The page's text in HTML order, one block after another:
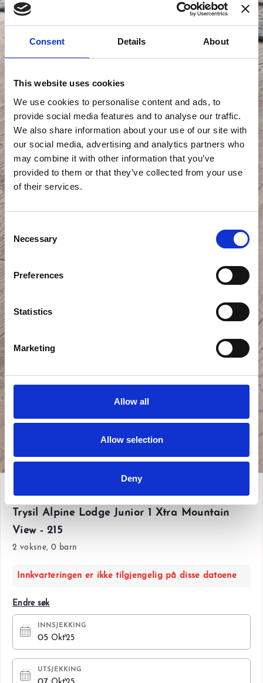
Consent Details About
This website uses cookies
We use cookies to personalise content and ads, to
provide social media features and to analyse our traffic.
We also share information about your use of our site with
our social media, advertising and analytics partners who
may combine it with other information that you’ve
provided to them or that they’ve collected from your use
of their services.
Consent
Selection
Necessary
Preferences
Statistics
Marketing
Allow all
Allow selection
Deny
Søn 05 Okt'25 - Tir 07 Okt'25
Trysil Alpine Lodge Junior 1 Xtra Mountain
View - 215
2 voksne, 0 barn
Innkvarteringen er ikke tilgjengelig på disse datoene
Endre søk
INNSJEKKING
05 Okt'25
UTSJEKKING